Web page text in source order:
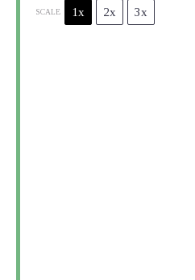
SCALE 1x 2x 3x